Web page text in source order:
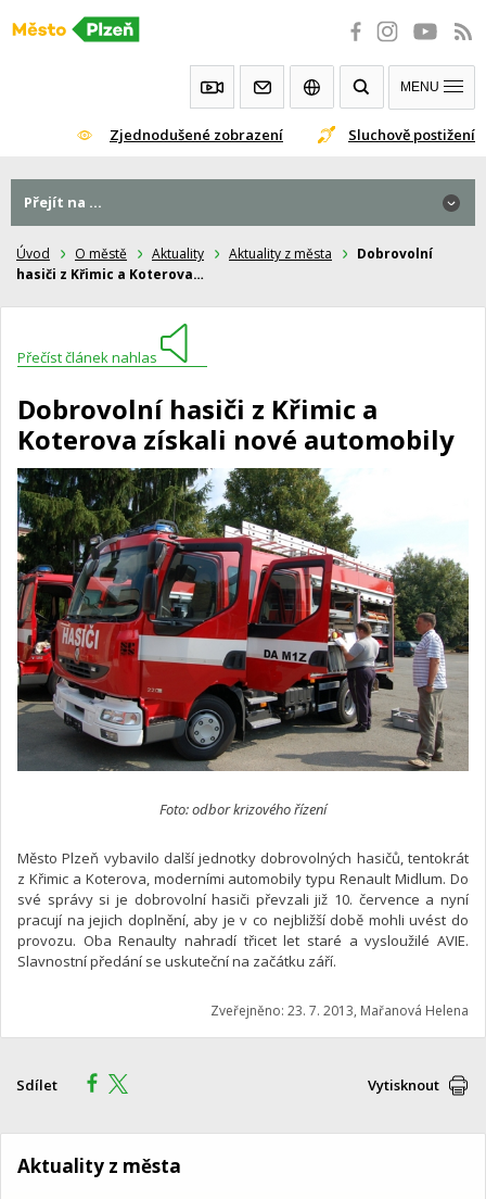
Přeskočit
Zjednodušené zobrazení Sluchově postižení
MENU
Úvod O městě Aktuality Aktuality z města
Dobrovolní
hasiči z Křimic a Koterova…
Přečíst článek nahlas
Dobrovolní hasiči z Křimic a
Koterova získali nové automobily
Foto: odbor krizového řízení
Město Plzeň vybavilo další jednotky dobrovolných hasičů, tentokrát
z Křimic a Koterova, moderními automobily typu Renault Midlum. Do
své správy si je dobrovolní hasiči převzali již 10. července a nyní
pracují na jejich doplnění, aby je v co nejbližší době mohli uvést do
provozu. Oba Renaulty nahradí třicet let staré a vysloužilé AVIE.
Slavnostní předání se uskuteční na začátku září.
Zveřejněno: 23. 7. 2013, Mařanová Helena
Sdílet Vytisknout
Přejít na ...
Aktuality z města